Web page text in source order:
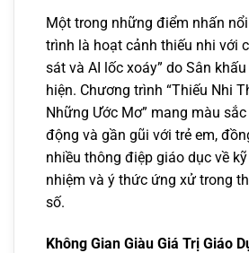
Một trong những điểm nhấn
trình là hoạt cảnh thiếu nhi với
sát và AI lốc xoáy” do Sân
hiện. Chương trình “Thiếu Nhi
Những Ước Mơ” mang màu
động và gần gũi với trẻ em,
nhiều thông điệp giáo dục về
nhiệm và ý thức ứng xử trong
số.
Không Gian Giàu Giá Trị Giáo